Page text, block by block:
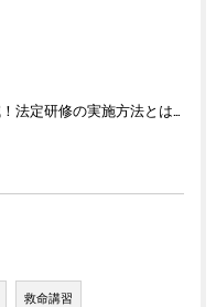
現場の負担を軽減！法定研修の実施方法とは？
救命講習